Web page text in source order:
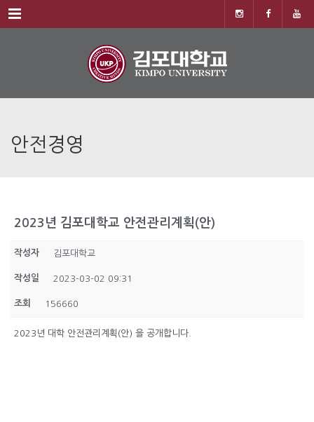
Menu
안전경영
2023년 김포대학교 안전관리계획(안)
작성자 김포대학교
작성일 2023-03-02 09:31
조회 156660
2023년 대학 안전관리계획(안) 을 공개합니다.